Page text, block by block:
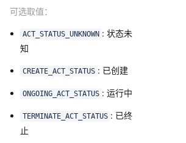
可选取值：
ACT_STATUS_UNKNOWN : 状态未
知
CREATE_ACT_STATUS : 已创建
ONGOING_ACT_STATUS : 运行中
TERMINATE_ACT_STATUS : 已终
止